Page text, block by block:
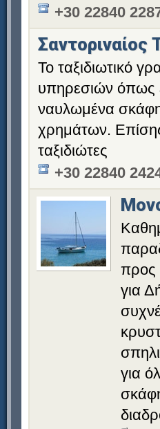
+30 22840
Σαντοριναίος
Το ταξιδιωτικό
υπηρεσιών όπως
ναυλωμένα
χρημάτων.
ταξιδιώτες
+30 22840
προς
για
για